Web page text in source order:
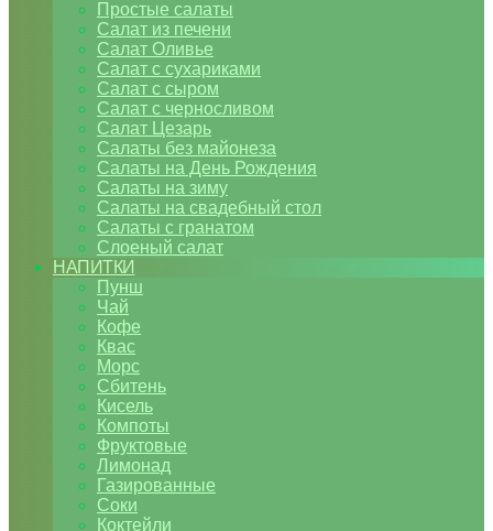
Простые салаты
Салат из печени
Салат Оливье
Салат с сухариками
Салат с сыром
Салат с черносливом
Салат Цезарь
Салаты без майонеза
Салаты на День Рождения
Салаты на зиму
Салаты на свадебный стол
Салаты с гранатом
Слоеный салат
НАПИТКИ
Пунш
Чай
Кофе
Квас
Морс
Сбитень
Кисель
Компоты
Фруктовые
Лимонад
Газированные
Соки
Коктейли